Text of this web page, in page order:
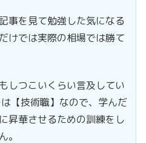
事を見て勉強した気になる
けでは実際の相場では勝て
しつこいくらい言及してい
【技術職】なので、学んだ
昇華させるための訓練をし
。